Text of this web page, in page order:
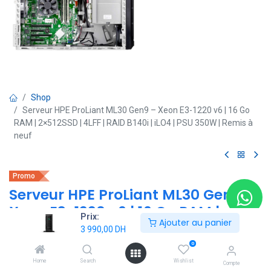
Prix:
3 990,00 DH
Ajouter au panier
Home Search
0
Wishlist Compte
Shop
Serveur HPE ProLiant ML30 Gen9 – Xeon E3-1220 v6 | 16 Go
RAM | 2×512SSD | 4LFF | RAID B140i | iLO4 | PSU 350W | Remis à
neuf
Promo
Serveur HPE ProLiant ML30 Gen9 –
Xeon E3-1220 v6 | 16 Go RAM |
2×512SSD | 4LFF | RAID B140i | iLO4 |
PSU 350W | Remis à neuf
(0 avis)